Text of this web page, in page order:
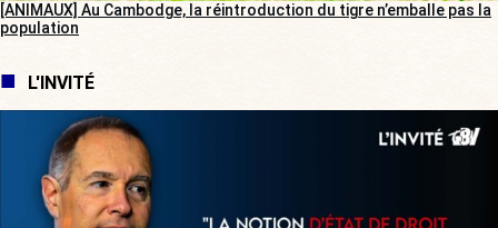
[ANIMAUX] Au Cambodge, la réintroduction du tigre n’emballe pas la
population
L'INVITÉ